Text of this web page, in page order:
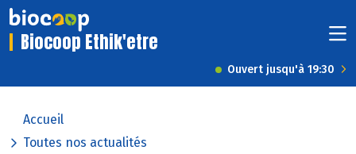
Biocoop Ethik'etre
Ouvert jusqu'à 19:30
Accueil
Toutes nos actualités